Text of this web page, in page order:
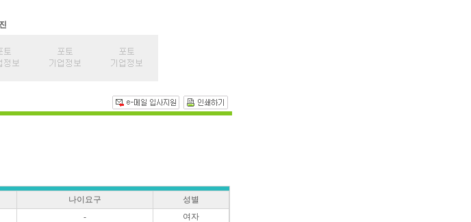
나이요구
성별
-
여자